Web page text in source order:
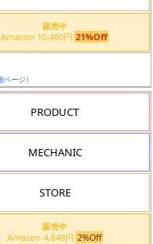
販売中
Amazon 10,480円 21%Off
ページ）
PRODUCT
MECHANIC
STORE
販売中
Amazon 4,848円 2%Off